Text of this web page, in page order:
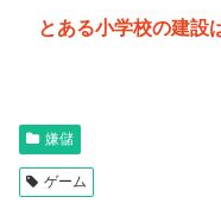
とある小学校の建設
嫌儲
ゲーム